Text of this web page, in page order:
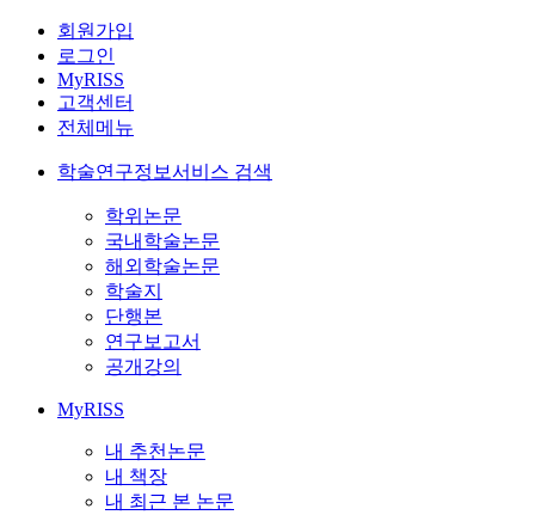
회원가입
로그인
MyRISS
고객센터
전체메뉴
학술연구정보서비스 검색
학위논문
국내학술논문
해외학술논문
학술지
단행본
연구보고서
공개강의
MyRISS
내 추천논문
내 책장
내 최근 본 논문